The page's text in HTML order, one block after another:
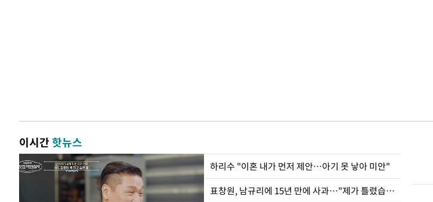
이시간핫뉴스
하리수 "이혼 내가 먼저 제안…아기 못 낳아 미안"
표창원, 남규리에 15년 만에 사과…"제가 틀렸습니다"